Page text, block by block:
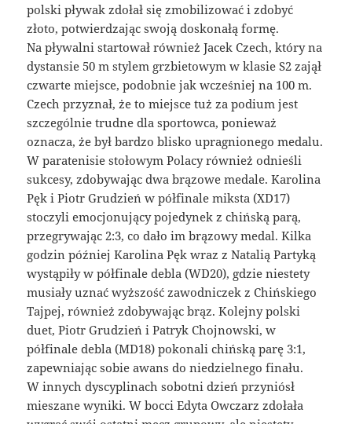
polski pływak zdołał się zmobilizować i zdobyć
złoto, potwierdzając swoją doskonałą formę.
Na pływalni startował również Jacek Czech, który na
dystansie 50 m stylem grzbietowym w klasie S2 zajął
czwarte miejsce, podobnie jak wcześniej na 100 m.
Czech przyznał, że to miejsce tuż za podium jest
szczególnie trudne dla sportowca, ponieważ
oznacza, że był bardzo blisko upragnionego medalu.
W paratenisie stołowym Polacy również odnieśli
sukcesy, zdobywając dwa brązowe medale. Karolina
Pęk i Piotr Grudzień w półfinale miksta (XD17)
stoczyli emocjonujący pojedynek z chińską parą,
przegrywając 2:3, co dało im brązowy medal. Kilka
godzin później Karolina Pęk wraz z Natalią Partyką
wystąpiły w półfinale debla (WD20), gdzie niestety
musiały uznać wyższość zawodniczek z Chińskiego
Tajpej, również zdobywając brąz. Kolejny polski
duet, Piotr Grudzień i Patryk Chojnowski, w
półfinale debla (MD18) pokonali chińską parę 3:1,
zapewniając sobie awans do niedzielnego finału.
W innych dyscyplinach sobotni dzień przyniósł
mieszane wyniki. W bocci Edyta Owczarz zdołała